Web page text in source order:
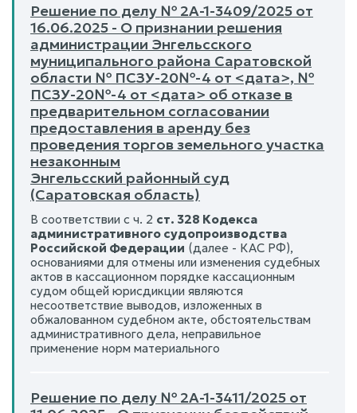
Решение по делу № 2А-1-3409/2025 от
16.06.2025 - О признании решения
администрации Энгельсского
муниципального района Саратовской
области № ПСЗУ-20№-4 от <дата>, №
ПСЗУ-20№-4 от <дата> об отказе в
предварительном согласовании
предоставления в аренду без
проведения торгов земельного участка
незаконным
Энгельсский районный суд
(Саратовская область)
В соответствии с ч. 2 ст. 328 Кодекса
административного судопроизводства
Российской Федерации (далее - КАС РФ),
основаниями для отмены или изменения судебных
актов в кассационном порядке кассационным
судом общей юрисдикции являются
несоответствие выводов, изложенных в
обжалованном судебном акте, обстоятельствам
административного дела, неправильное
применение норм материального
Решение по делу № 2А-1-3411/2025 от